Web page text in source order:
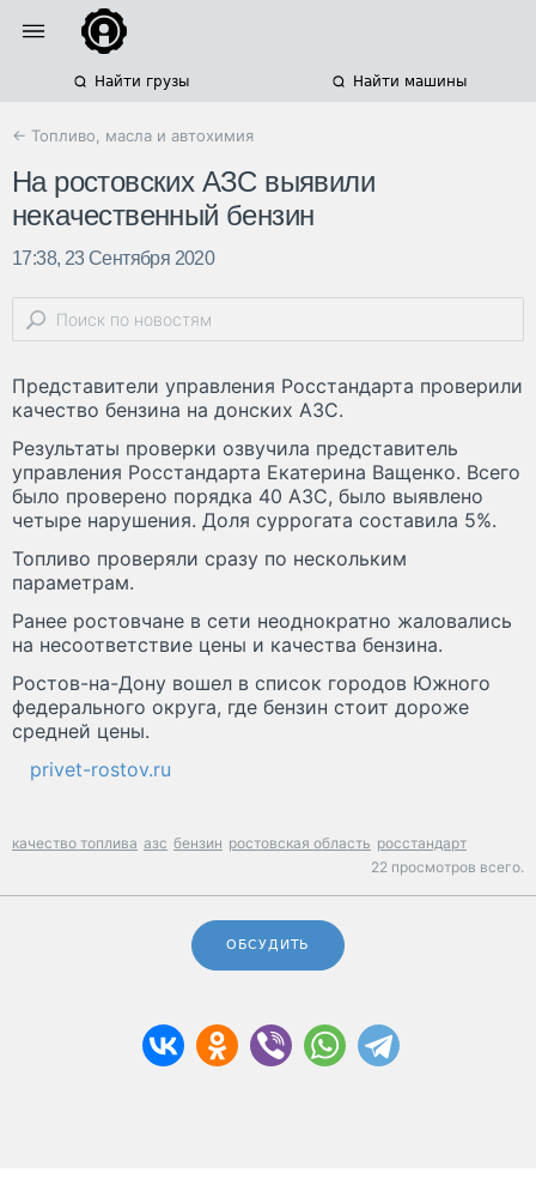
Найти грузы Найти машины
← Топливо, масла и автохимия
На ростовских АЗС выявили
некачественный бензин
17:38, 23 Сентября 2020
Представители управления Росстандарта проверили
качество бензина на донских АЗС.
Результаты проверки озвучила представитель
управления Росстандарта Екатерина Ващенко. Всего
было проверено порядка 40 АЗС, было выявлено
четыре нарушения. Доля суррогата составила 5%.
Топливо проверяли сразу по нескольким
параметрам.
Ранее ростовчане в сети неоднократно жаловались
на несоответствие цены и качества бензина.
Ростов-на-Дону вошел в список городов Южного
федерального округа, где бензин стоит дороже
средней цены.
privet-rostov.ru
качество топлива азс бензин ростовская область росстандарт
22 просмотров всего.
ОБСУДИТЬ